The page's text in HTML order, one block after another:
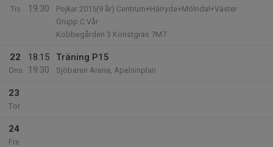
Tis
19:30
Pojkar 2015(9 år) Centrum+Härryda+Mölndal+Väster
Grupp C Vår
Kobbegården 3 Konstgräs 7M7
22
Ons
18:15
19:30
Träning P15
Sjöbaren Arena, Apelsinplan
23
Tor
24
Fre